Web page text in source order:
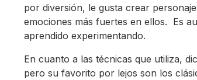
por diversión, le gusta crear
emociones más fuertes en ellos. Es
aprendido experimentando.
En cuanto a las técnicas que utiliza,
pero su favorito por lejos son los